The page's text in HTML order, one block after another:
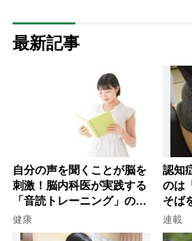
最新記事
自分の声を聞くことが脳を
刺激！脳内科医が実践する
「音読トレーニング」の極
意
健康
認知
のは
そば
子が
連載